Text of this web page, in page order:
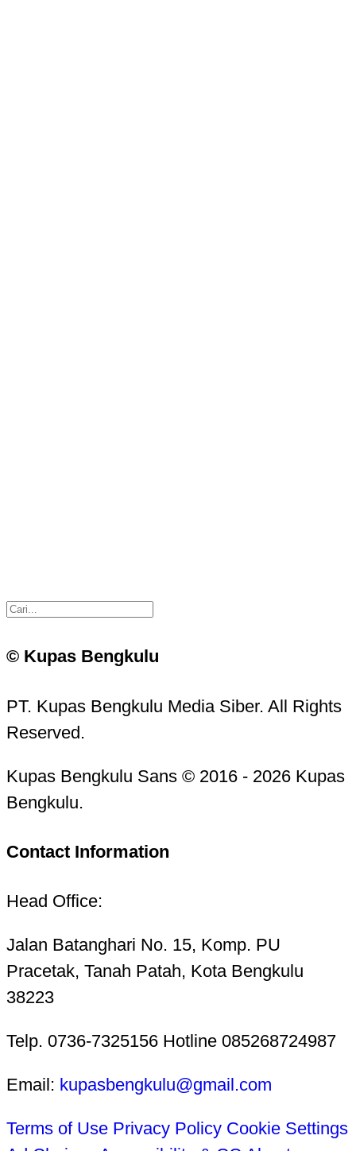
© Kupas Bengkulu
PT. Kupas Bengkulu Media Siber. All Rights
Reserved.
Kupas Bengkulu Sans © 2016 - 2026 Kupas
Bengkulu.
Contact Information
Head Office:
Jalan Batanghari No. 15, Komp. PU
Pracetak, Tanah Patah, Kota Bengkulu
38223
Telp. 0736-7325156 Hotline 085268724987
Email: kupasbengkulu@gmail.com
Terms of Use Privacy Policy Cookie Settings